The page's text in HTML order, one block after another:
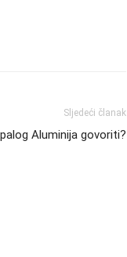
Sljedeći članak
Aluminija govoriti?